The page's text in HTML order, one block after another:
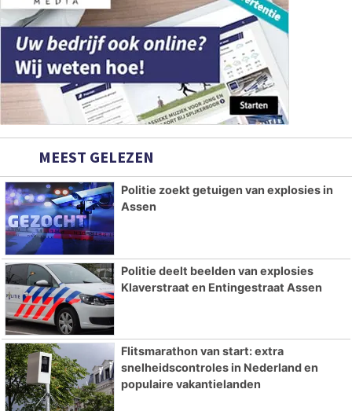
MEEST GELEZEN
Politie zoekt getuigen van explosies in
Assen
Politie deelt beelden van explosies
Klaverstraat en Entingestraat Assen
Flitsmarathon van start: extra
snelheidscontroles in Nederland en
populaire vakantielanden